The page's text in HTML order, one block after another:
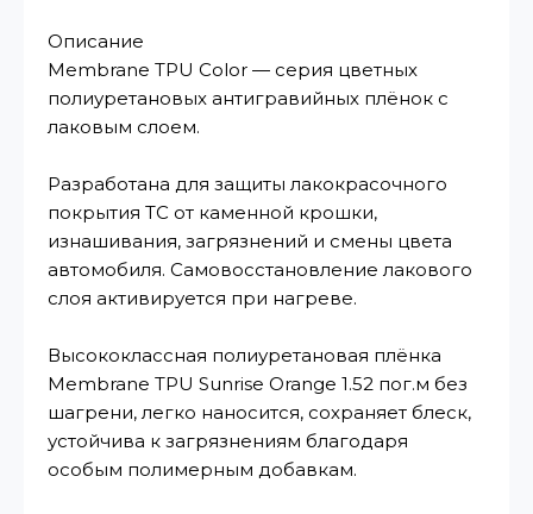
Описание
Membrane TPU Color — серия цветных
полиуретановых антигравийных плёнок с
лаковым слоем.
Разработана для защиты лакокрасочного
покрытия ТС от каменной крошки,
изнашивания, загрязнений и смены цвета
автомобиля. Самовосстановление лакового
слоя активируется при нагреве.
Высококлассная полиуретановая плёнка
Membrane TPU Sunrise Orange 1.52 пог.м без
шагрени, легко наносится, сохраняет блеск,
устойчива к загрязнениям благодаря
особым полимерным добавкам.